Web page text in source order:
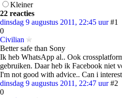
Kleiner
22 reacties
dinsdag 9 augustus 2011, 22:45 uur #1
0
Civilian
Better safe than Sony
Ik heb WhatsApp al.. Ook
gebruiken. Daar heb ik Facebook niet
I'm not good with advice.. Can i
dinsdag 9 augustus 2011, 22:47 uur #2
0